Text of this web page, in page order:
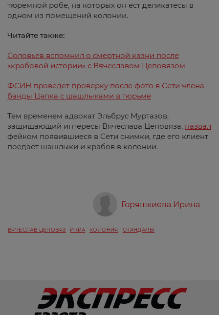
тюремной робе, на которых он ест деликатесы в
одном из помещений колонии.
Читайте также:
Соловьев вспомнил о смертной казни после
«крабовой истории» с Вячеславом Цеповязом
ФСИН проведет проверку после фото в Сети члена
банды Цапка с шашлыками в тюрьме
Тем временем адвокат Эльбрус Муртазов,
защищающий интересы Вячеслава Цеповяза, назвал
фейком появившиеся в Сети снимки, где его клиент
поедает шашлыки и крабов в колонии.
Горяшкиева Ирина
ВЯЧЕСЛАВ ЦЕПОВЯЗ ИКРА КОЛОНИЯ СКАНДАЛЫ